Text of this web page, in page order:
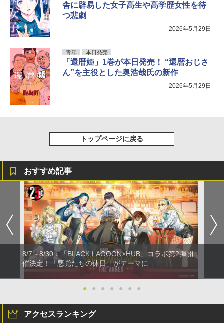
舎に辟易した女子高生や高学歴女性を待
つ悲劇
2026年5月29日
青年 本日発売
「還暦姫」1巻が本日発売！ “還暦おじさ
ん”を主役とした奥浩哉氏の新作
2026年5月29日
トップページに戻る
おすすめ記事
8/7～8/30：「BLACK LAGOON×HUB」コラボ第2弾開
催決定！「悪党たちの休日」がテーマに
● ● ● ● ● ● ●
アクセスランキング